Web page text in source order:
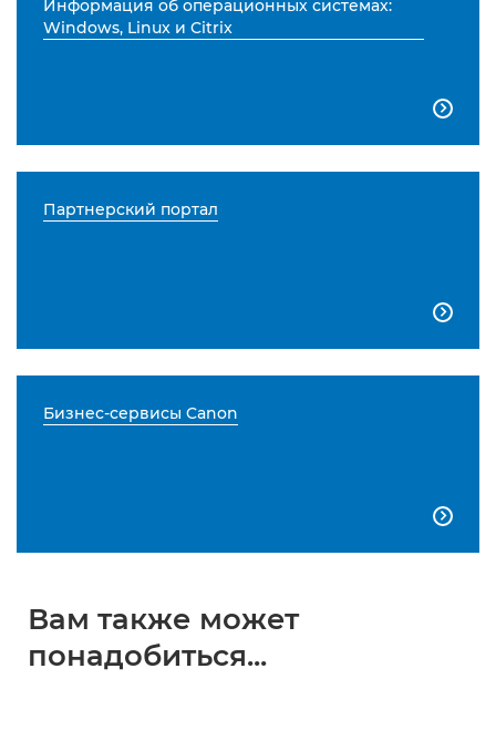
Информация об операционных системах:
Windows, Linux и Citrix

Партнерский портал

Бизнес-сервисы Canon

Вам также может
понадобиться...